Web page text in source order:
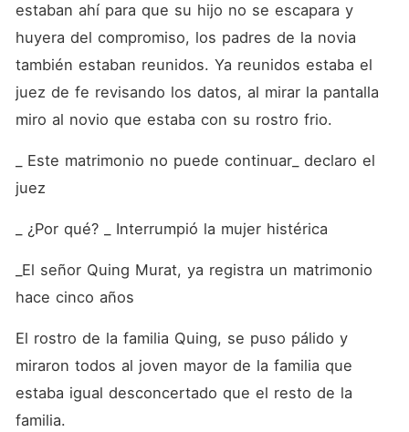
estaban ahí para que su hijo no se escapara y
huyera del compromiso, los padres de la novia
también estaban reunidos. Ya reunidos estaba el
juez de fe revisando los datos, al mirar la pantalla
miro al novio que estaba con su rostro frio.
_ Este matrimonio no puede continuar_ declaro el
juez
_ ¿Por qué? _ Interrumpió la mujer histérica
_El señor Quing Murat, ya registra un matrimonio
hace cinco años
El rostro de la familia Quing, se puso pálido y
miraron todos al joven mayor de la familia que
estaba igual desconcertado que el resto de la
familia.